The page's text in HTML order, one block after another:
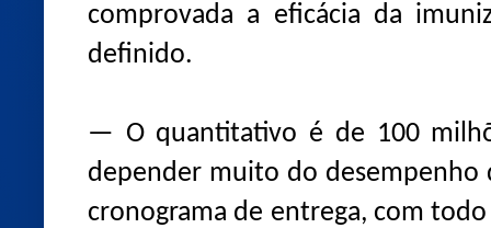
comprovada a eficácia da
definido.
— O quantitativo é de 100
depender muito do desempenho
cronograma de entrega, com